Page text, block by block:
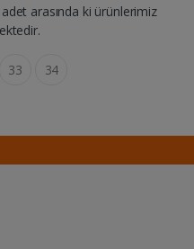
arasında ki ürünlerimiz
33 34